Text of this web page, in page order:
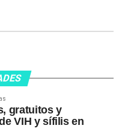
gratuitos y
VIH y sífilis en